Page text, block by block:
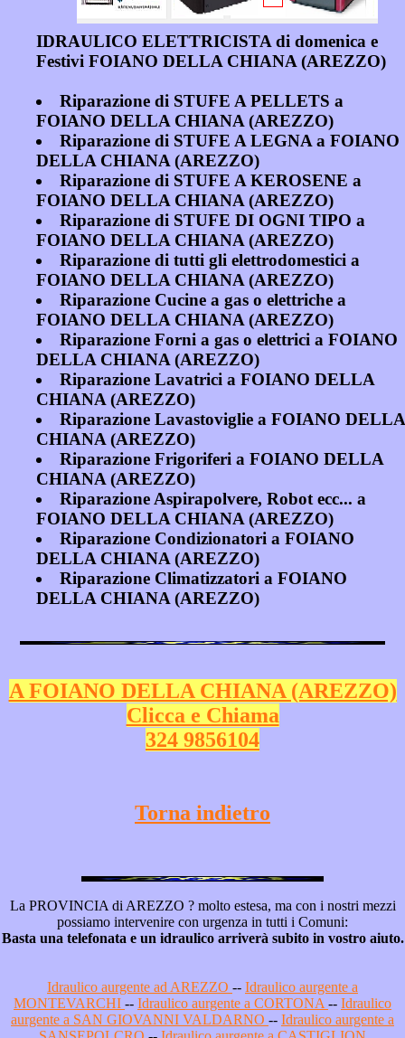
IDRAULICO ELETTRICISTA di domenica e
Festivi FOIANO DELLA CHIANA (AREZZO)
Riparazione di STUFE A PELLETS a
FOIANO DELLA CHIANA (AREZZO)
Riparazione di STUFE A LEGNA a FOIANO
DELLA CHIANA (AREZZO)
Riparazione di STUFE A KEROSENE a
FOIANO DELLA CHIANA (AREZZO)
Riparazione di STUFE DI OGNI TIPO a
FOIANO DELLA CHIANA (AREZZO)
Riparazione di tutti gli elettrodomestici a
FOIANO DELLA CHIANA (AREZZO)
Riparazione Cucine a gas o elettriche a
FOIANO DELLA CHIANA (AREZZO)
Riparazione Forni a gas o elettrici a FOIANO
DELLA CHIANA (AREZZO)
Riparazione Lavatrici a FOIANO DELLA
CHIANA (AREZZO)
Riparazione Lavastoviglie a FOIANO DELLA
CHIANA (AREZZO)
Riparazione Frigoriferi a FOIANO DELLA
CHIANA (AREZZO)
Riparazione Aspirapolvere, Robot ecc... a
FOIANO DELLA CHIANA (AREZZO)
Riparazione Condizionatori a FOIANO
DELLA CHIANA (AREZZO)
Riparazione Climatizzatori a FOIANO
DELLA CHIANA (AREZZO)
A FOIANO DELLA CHIANA (AREZZO)
Clicca e Chiama
324 9856104
Torna indietro
La PROVINCIA di AREZZO ? molto estesa, ma con i nostri mezzi
possiamo intervenire con urgenza in tutti i Comuni:
Basta una telefonata e un idraulico arriverà subito in vostro aiuto.
Idraulico aurgente ad AREZZO -- Idraulico aurgente a
MONTEVARCHI -- Idraulico aurgente a CORTONA -- Idraulico
aurgente a SAN GIOVANNI VALDARNO -- Idraulico aurgente a